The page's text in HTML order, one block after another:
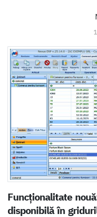
Funcționalitate
disponibilă în